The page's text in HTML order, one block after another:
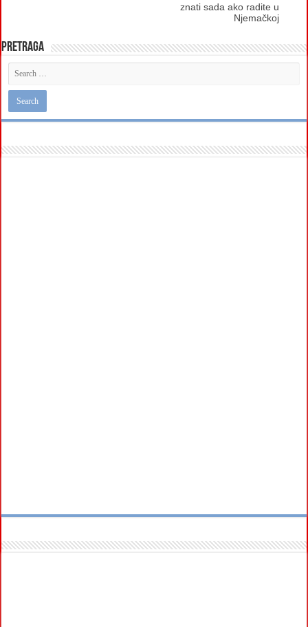
znati sada ako radite u
Njemačkoj
Pretraga